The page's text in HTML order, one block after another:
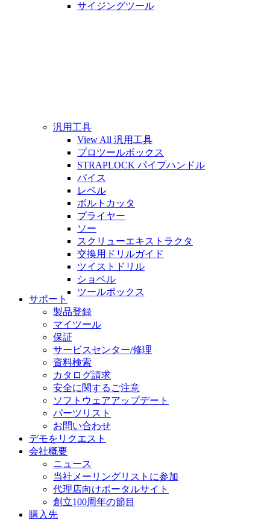
サイジングツール
汎用工具
View All 汎用工具
プロツールボックス
STRAPLOCK パイプハンドル
バイス
レベル
ボルトカッタ
プライヤー
ソー
スクリューエキストラクタ
交換用ドリルガイド
ツイストドリル
ショベル
ツールボックス
サポート
製品登録
マイツール
保証
サービスセンター/修理
資料検索
カタログ請求
安全に関するご注意
ソフトウェアアップデート
パーツリスト
お問い合わせ
デモをリクエスト
会社概要
ニュース
当社メーリングリストに参加
代理店向けポータルサイト
創立100周年の節目
購入先